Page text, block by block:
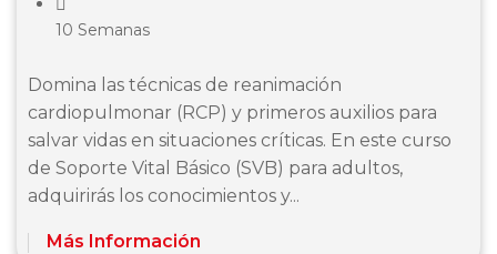
10 Semanas
Domina las técnicas de reanimación
cardiopulmonar (RCP) y primeros auxilios para
salvar vidas en situaciones críticas. En este curso
de Soporte Vital Básico (SVB) para adultos,
adquirirás los conocimientos y...
Más Información